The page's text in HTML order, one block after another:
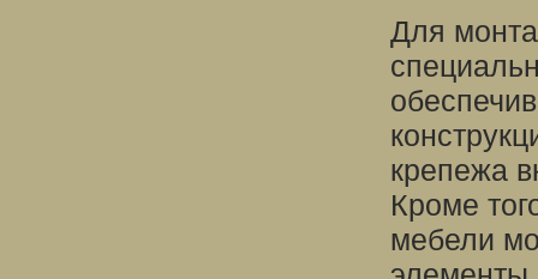
Для
крепежа
Кроме
мебели